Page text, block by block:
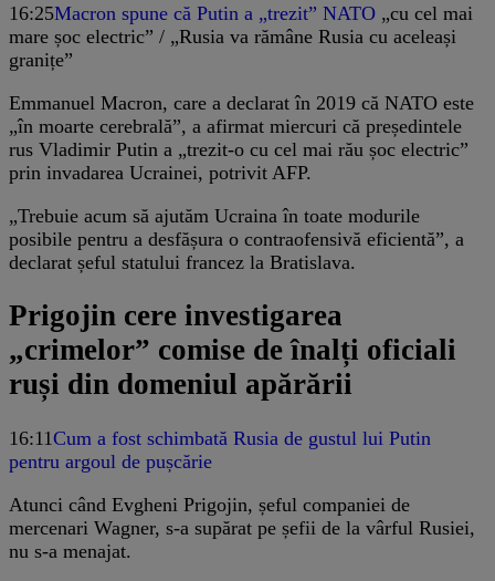
16:25Macron spune că Putin a „trezit” NATO „cu cel mai
mare șoc electric” / „Rusia va rămâne Rusia cu aceleași
granițe”
Emmanuel Macron, care a declarat în 2019 că NATO este
„în moarte cerebrală”, a afirmat miercuri că președintele
rus Vladimir Putin a „trezit-o cu cel mai rău șoc electric”
prin invadarea Ucrainei, potrivit AFP.
„Trebuie acum să ajutăm Ucraina în toate modurile
posibile pentru a desfășura o contraofensivă eficientă”, a
declarat șeful statului francez la Bratislava.
Prigojin cere investigarea
„crimelor” comise de înalți oficiali
ruși din domeniul apărării
16:11Cum a fost schimbată Rusia de gustul lui Putin
pentru argoul de pușcărie
Atunci când Evgheni Prigojin, șeful companiei de
mercenari Wagner, s-a supărat pe șefii de la vârful Rusiei,
nu s-a menajat.